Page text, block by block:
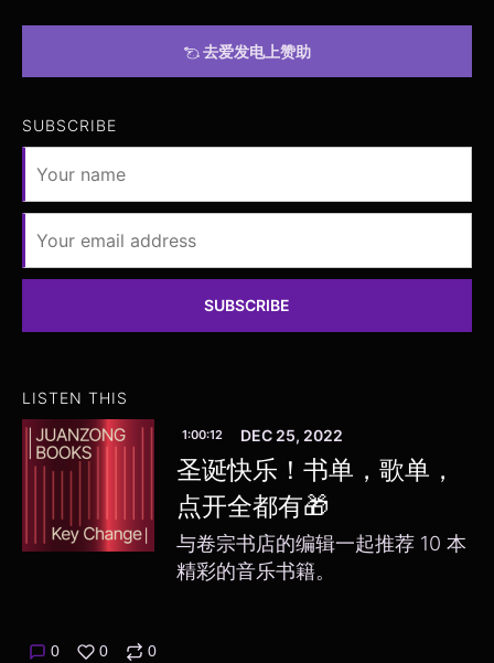
去爱发电上赞助
SUBSCRIBE
SUBSCRIBE
LISTEN THIS
1:00:12 DEC 25, 2022
圣诞快乐！书单，歌单，
点开全都有🎁
与卷宗书店的编辑一起推荐 10 本
精彩的音乐书籍。